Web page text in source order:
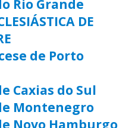
Rio Grande
DE
de Porto
Caxias do Sul
Montenegro
Novo Hamburgo